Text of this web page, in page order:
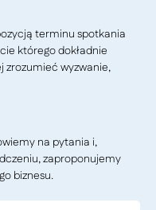
terminu spotkania
którego dokładnie
zrozumieć wyzwanie,
na pytania i,
zaproponujemy
biznesu.